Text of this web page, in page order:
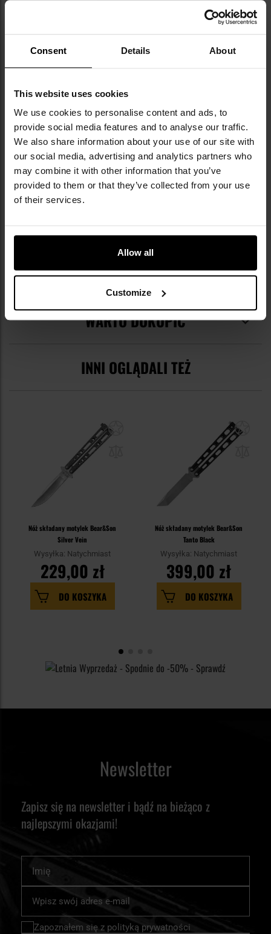
Consent Details About
This website uses cookies
We use cookies to personalise content and ads, to
provide social media features and to analyse our traffic.
We also share information about your use of our site with
our social media, advertising and analytics partners who
may combine it with other information that you’ve
provided to them or that they’ve collected from your use
of their services.
Allow all
Customize
Stal ostrza
Nierdzewna
Materiał rękojeści
Klips do noszenia
Nie
Kabura w komplecie
Tak
Waga
141 g
EAN
8435119875652
Producent
Martinez Albainox
OPINIE
WARTO DOKUPIĆ
INNI OGLĄDALI TEŻ
Nóż składany motylek Bear&Son
Silver Vein
Wysyłka: Natychmiast
229,00 zł
DO KOSZYKA
Nóż składany motylek Bear&Son
Tanto Black
Wysyłka: Natychmiast
399,00 zł
DO KOSZYKA
Newsletter
Zapisz się na newsletter i bądź na bieżąco z
najlepszymi okazjami!
nasz
newsletter:
Zapoznałem się z polityką prywatności